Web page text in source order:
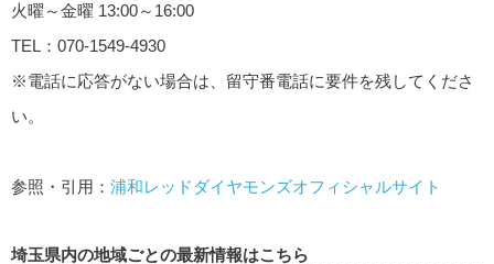
火曜～金曜 13:00～16:00
TEL：070-1549-4930
※電話に応答がない場合は、留守番電話に要件を残してくださ
い。
参照・引用： 浦和レッドダイヤモンズオフィシャルサイト
埼玉県内の地域ごとの最新情報はこちら